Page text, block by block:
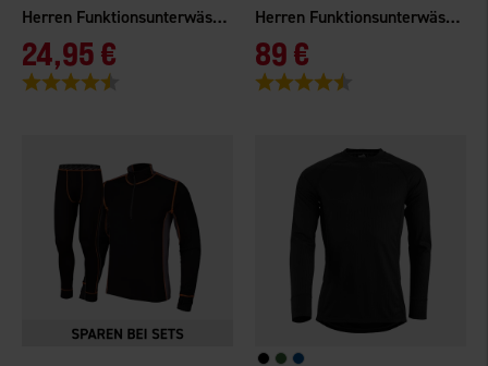
Herren Funktionsunterwäsche Norberg
24,95 €
Bewertung:
Herren Funktionsunterwäsche Merinowolle/Bambus
89 €
Bewertung: